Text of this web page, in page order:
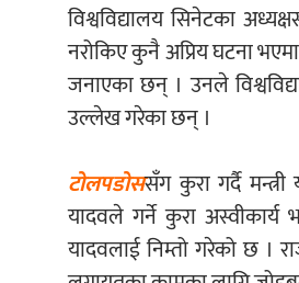
विश्वविद्यालय सिनेटका
नरोकिए कुनै अप्रिय घटना
जनाएका छन् । उनले
उल्लेख गरेका छन् ।
टोलपडोससँग कुरा गर्दै
यादवले गर्ने कुरा अस्वीकार्य
यादवलाई निम्तो गरेको छ ।